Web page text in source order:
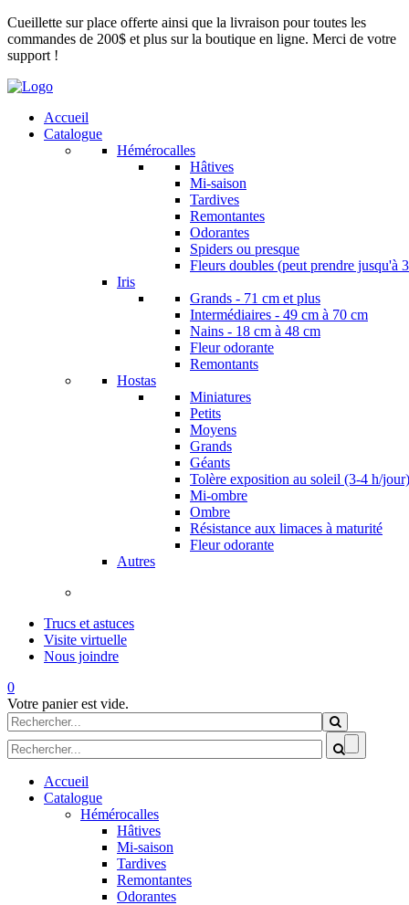
Cueillette sur place offerte ainsi que la livraison pour toutes les
commandes de 200$ et plus sur la boutique en ligne. Merci de votre
support !
Accueil
Catalogue
Hémérocalles
Hâtives
Mi-saison
Tardives
Remontantes
Odorantes
Spiders ou presque
Fleurs doubles (peut prendre jusqu'à
Iris
Grands - 71 cm et plus
Intermédiaires - 49 cm à 70 cm
Nains - 18 cm à 48 cm
Fleur odorante
Remontants
Hostas
Miniatures
Petits
Moyens
Grands
Géants
Tolère exposition au soleil (3-4 h/jour)
Mi-ombre
Ombre
Résistance aux limaces à maturité
Fleur odorante
Autres
Trucs et astuces
Visite virtuelle
Nous joindre
0
Votre panier est vide.
Formulaire de recherche
Formulaire de recherche
Rechercher
Accueil
Catalogue
Hémérocalles
Hâtives
Mi-saison
Tardives
Remontantes
Odorantes